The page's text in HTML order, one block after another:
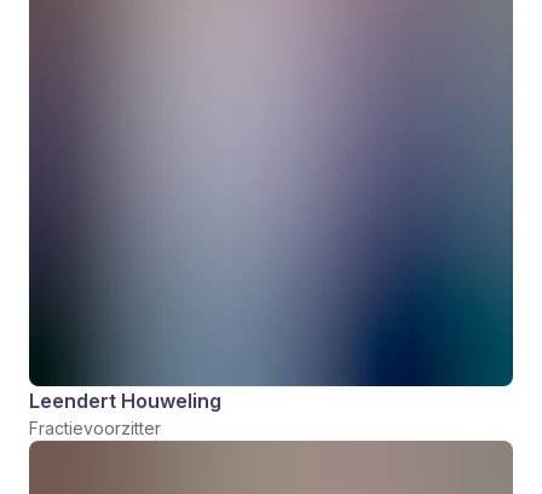
Leendert Houweling
Fractievoorzitter